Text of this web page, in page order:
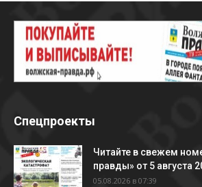
Спецпроекты
Читайте в свежем
правды» от 5 августа
05.08.2026 в 07:39